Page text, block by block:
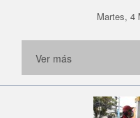
Martes, 4
Ver más